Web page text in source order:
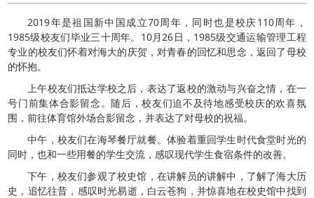
2019年是祖国新中国成立70周年，同时也是校庆110周年，
1985级校友们毕业三十周年。10月26日，1985级交通运输管理工程
专业的校友们怀着对海大的庆贺，对青春的回忆和思念，返回了母校
的怀抱。
上午校友们抵达学校之后，表达了返校的激动与兴奋之情，在一
号门前集体合影留念。随后，校友们迫不及待地感受校庆的欢喜氛
围，前往体育馆外场合影留念，并表达了对母校的祝福。
中午，校友们在海琴餐厅就餐。体验着重回学生时代食堂时光的
同时，也和一些用餐的学生交流，感叹现代学生食宿条件的改善。
下午，校友们参观了校史馆，在讲解员的讲解中，了解了海大历
史，追忆往昔，感叹时光易逝，白云苍狗，并惊喜地在校史馆中找到